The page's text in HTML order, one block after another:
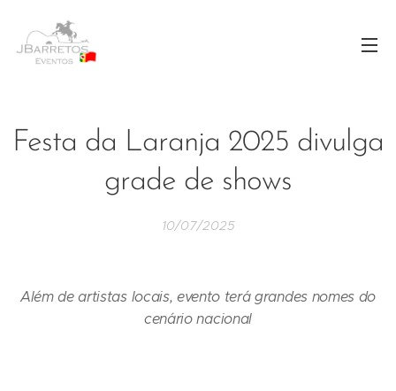
Festa da Laranja 2025 divulga
grade de shows
10/07/2025
Além de artistas locais, evento terá grandes nomes do
cenário nacional